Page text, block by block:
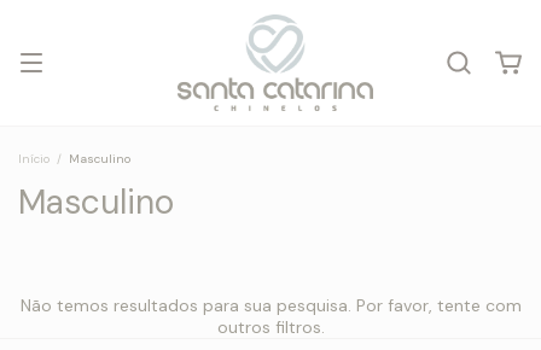
Início / Masculino
Masculino
Não temos resultados para sua pesquisa. Por favor, tente com
outros filtros.